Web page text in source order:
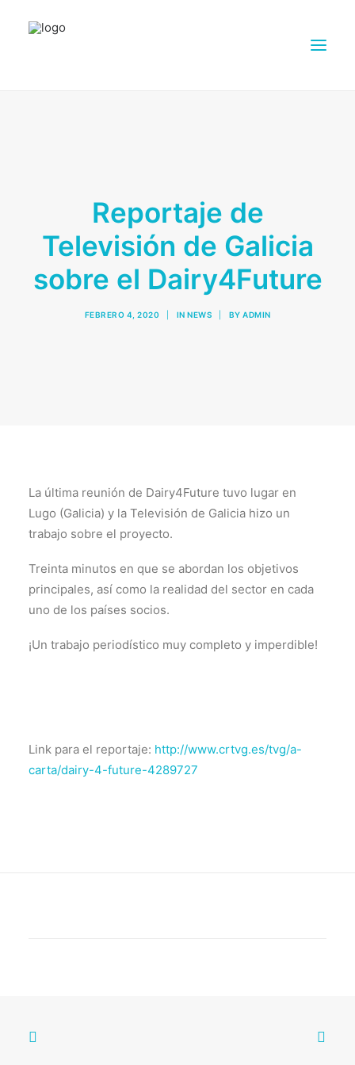
MATERIAL DE DIVULGACIÓN
SALA DE PRENSA
CONTACTOS
Reportaje de
Televisión de Galicia
sobre el Dairy4Future
FEBRERO 4, 2020 IN NEWS BY ADMIN
La última reunión de Dairy4Future tuvo lugar en
Lugo (Galicia) y la Televisión de Galicia hizo un
trabajo sobre el proyecto.
Treinta minutos en que se abordan los objetivos
principales, así como la realidad del sector en cada
uno de los países socios.
¡Un trabajo periodístico muy completo y imperdible!
Link para el reportaje: http://www.crtvg.es/tvg/a-
carta/dairy-4-future-4289727